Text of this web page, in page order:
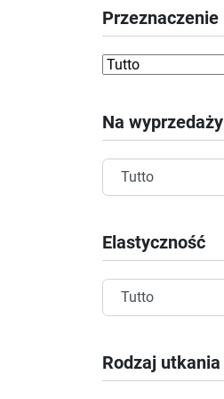
Przeznaczenie
Na wyprzedaży
Elastyczność
Rodzaj utkania